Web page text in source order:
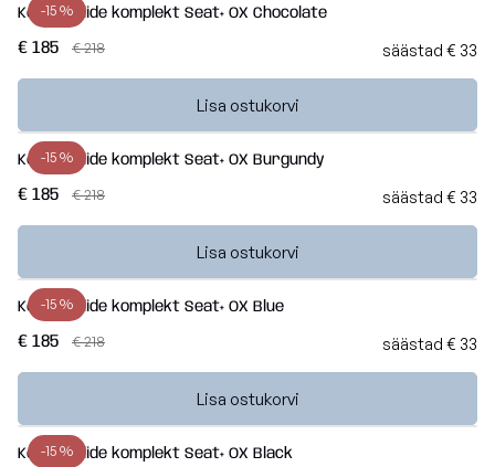
-15 %
Kott-toolide komplekt Seat+ OX Chocolate
€ 185 € 218 säästad € 33
Lisa ostukorvi
-15 %
Kott-toolide komplekt Seat+ OX Burgundy
€ 185 € 218 säästad € 33
Lisa ostukorvi
-15 %
Kott-toolide komplekt Seat+ OX Blue
€ 185 € 218 säästad € 33
Lisa ostukorvi
-15 %
Kott-toolide komplekt Seat+ OX Black